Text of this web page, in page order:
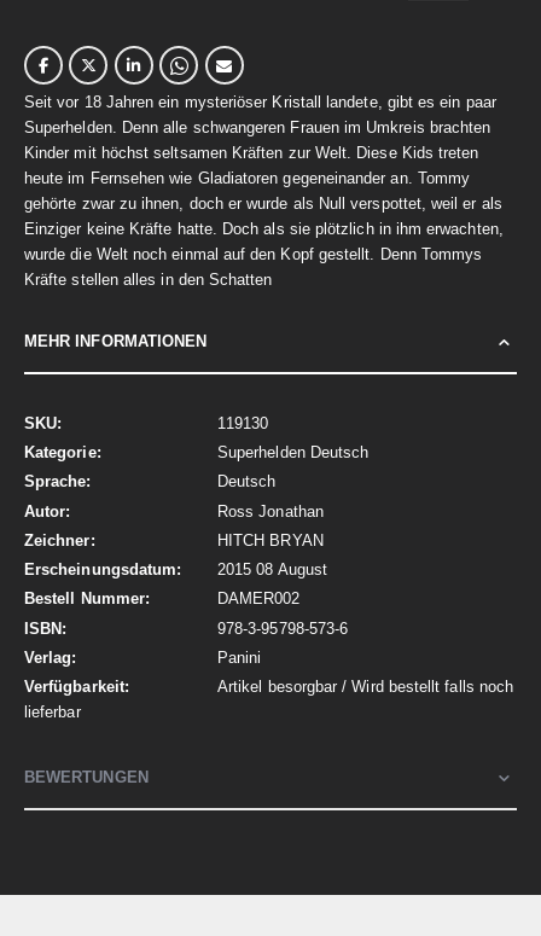
Seit vor 18 Jahren ein mysteriöser Kristall landete, gibt es ein paar
Superhelden. Denn alle schwangeren Frauen im Umkreis brachten
Kinder mit höchst seltsamen Kräften zur Welt. Diese Kids treten
heute im Fernsehen wie Gladiatoren gegeneinander an. Tommy
gehörte zwar zu ihnen, doch er wurde als Null verspottet, weil er als
Einziger keine Kräfte hatte. Doch als sie plötzlich in ihm erwachten,
wurde die Welt noch einmal auf den Kopf gestellt. Denn Tommys
Kräfte stellen alles in den Schatten
MEHR INFORMATIONEN
Mehr
Informationen
119130
Superhelden Deutsch
Deutsch
Ross Jonathan
HITCH BRYAN
2015 08 August
DAMER002
978-3-95798-573-6
Panini
Artikel besorgbar / Wird bestellt falls noch
lieferbar
BEWERTUNGEN